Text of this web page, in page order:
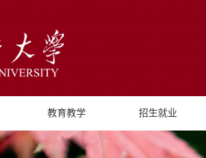
教育教学 招生就业